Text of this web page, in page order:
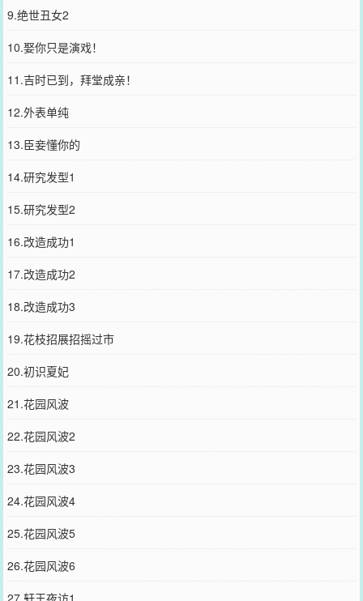
9.绝世丑女2
10.娶你只是演戏！
11.吉时已到，拜堂成亲！
12.外表单纯
13.臣妾懂你的
14.研究发型1
15.研究发型2
16.改造成功1
17.改造成功2
18.改造成功3
19.花枝招展招摇过市
20.初识夏妃
21.花园风波
22.花园风波2
23.花园风波3
24.花园风波4
25.花园风波5
26.花园风波6